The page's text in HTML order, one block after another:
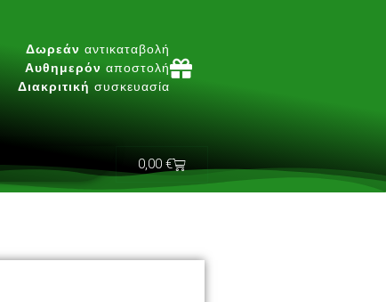
Δωρεάναντικαταβολή
Αυθημερόναποστολή
Διακριτικήσυσκευασία
0,00€